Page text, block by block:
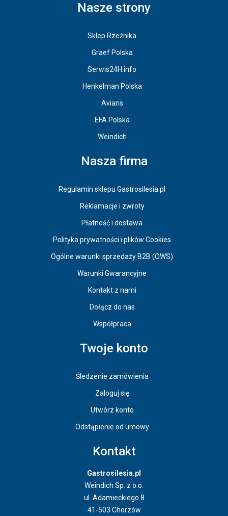
Nasze strony
Sklep Rzeźnika
Graef Polska
Serwis24H.info
Henkelman Polska
Aviaris
EFA Polska
Weindich
Nasza firma
Regulamin sklepu Gastrosilesia.pl
Reklamacje i zwroty
Płatność i dostawa
Polityka prywatności i plików Cookies
Ogólne warunki sprzedaży B2B (OWS)
Warunki Gwarancyjne
Kontakt z nami
Dołącz do nas
Współpraca
Twoje konto
Śledzenie zamówienia
Zaloguj się
Utwórz konto
Odstąpienie od umowy
Kontakt
Gastrosilesia.pl
Weindich Sp. z o.o.
ul. Adamieckiego 8
41-503 Chorzów